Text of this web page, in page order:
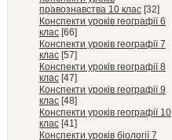
правознавства 10 клас [32]
Конспекти уроків географії 6
клас [66]
Конспекти уроків географії 7
клас [57]
Конспекти уроків географії 8
клас [47]
Конспекти уроків географії 9
клас [48]
Конспекти уроків географії 10
клас [41]
Конспекти уроків біології 7